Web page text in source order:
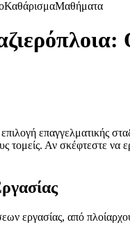
ΚαθάρισμαΜαθήματα
επαγγελματικής
Αν σκέφτεστε να
εργασίας, από